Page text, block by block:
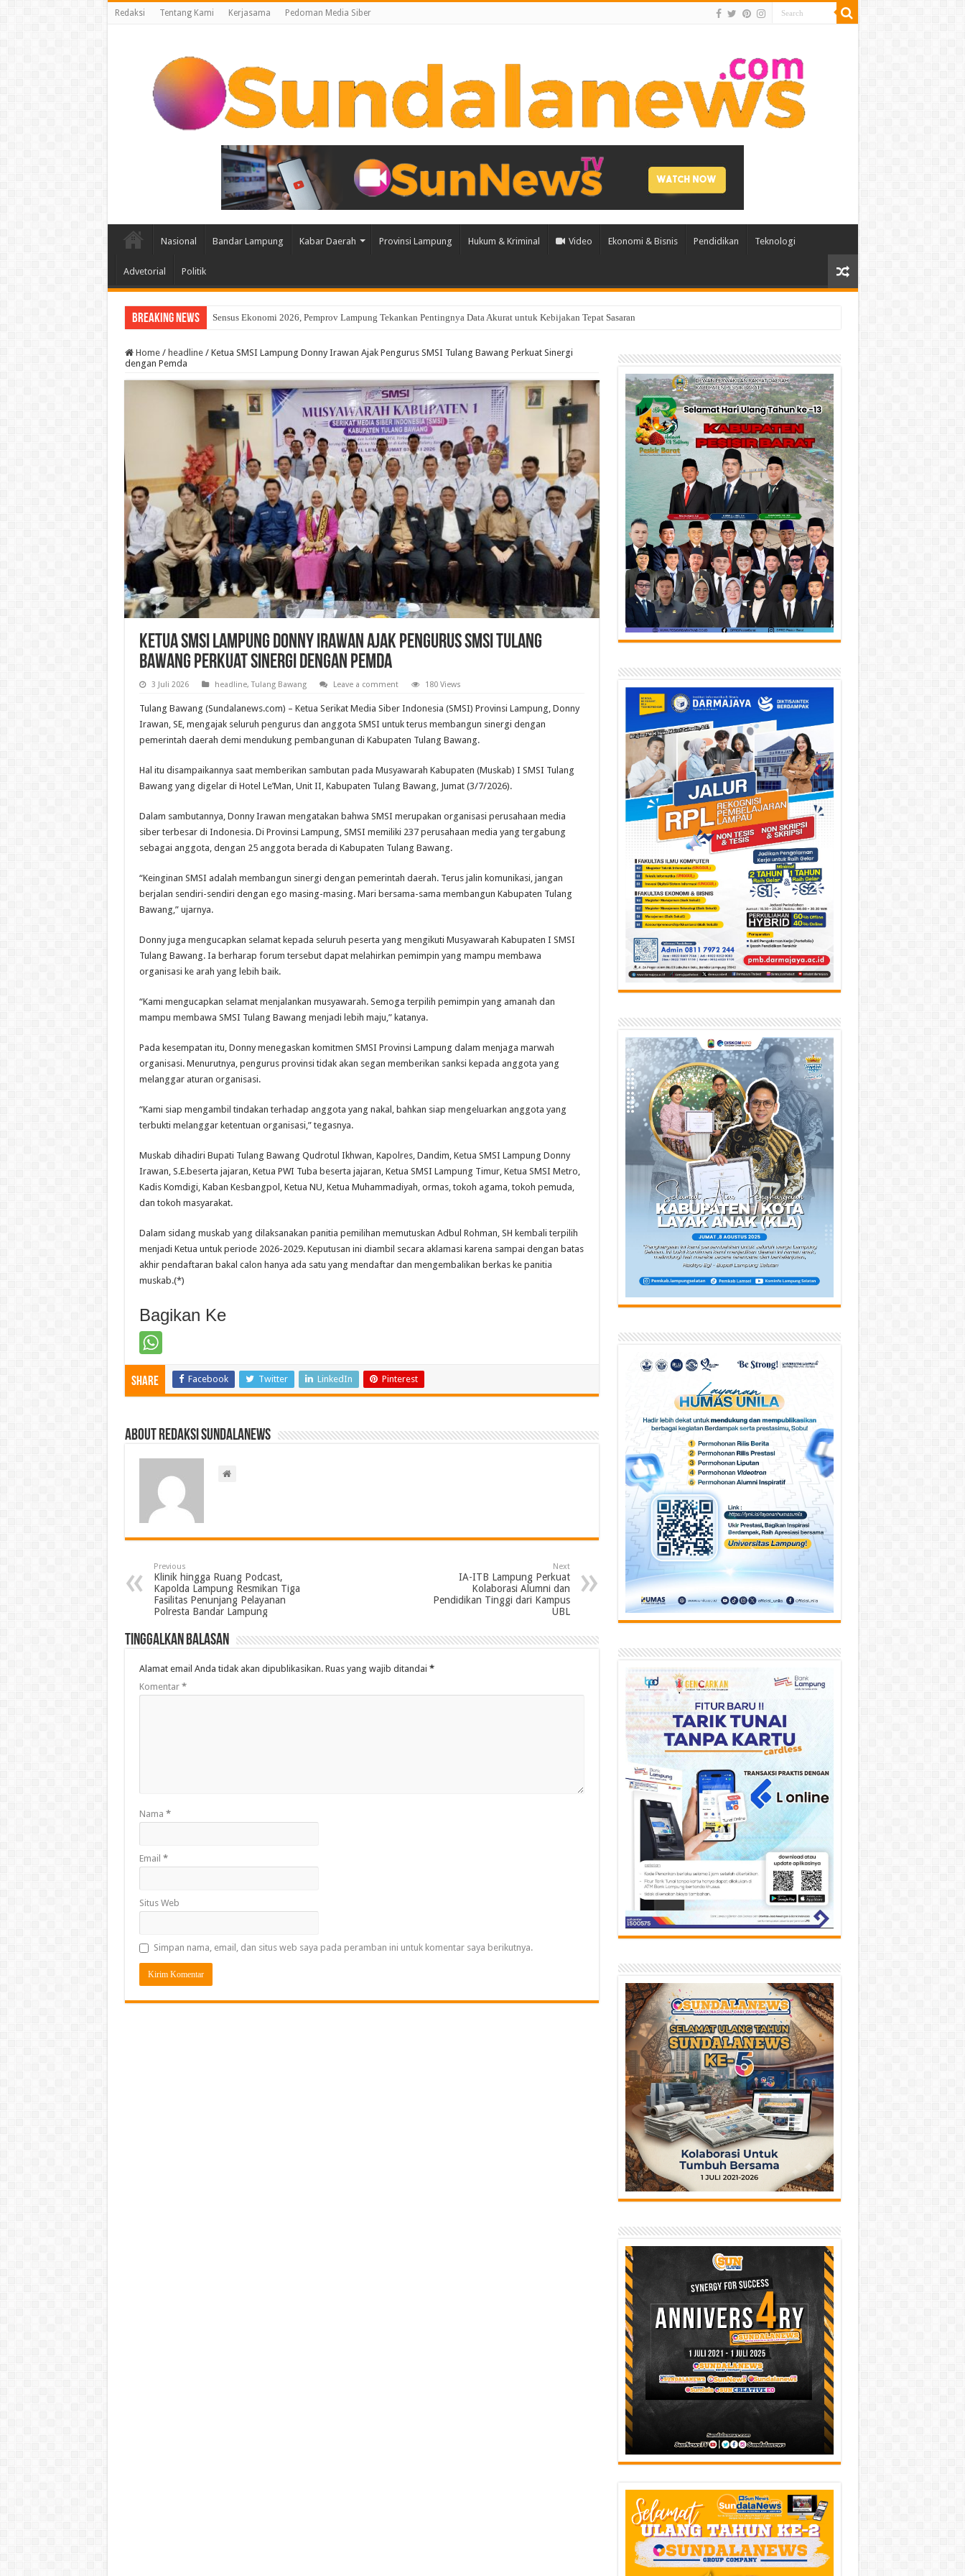
Redaksi Tentang Kami Kerjasama Pedoman Media Siber
Nasional Bandar Lampung Kabar Daerah Provinsi Lampung Hukum & Kriminal Video Ekonomi & Bisnis Pendidikan Teknologi
Advetorial Politik
Breaking News Atasi Kelangkaan Air Bersih, Babinsa Peltu Satya Ranner Anggara Rampungkan Pembangunan Sumur Bor di Tanjung Aman.
Home / headline / Ketua SMSI Lampung Donny Irawan Ajak Pengurus SMSI Tulang Bawang Perkuat Sinergi
dengan Pemda
Ketua SMSI Lampung Donny Irawan Ajak Pengurus SMSI Tulang
Bawang Perkuat Sinergi dengan Pemda
3 Juli 2026 headline,Tulang Bawang Leave a comment 180 Views
Tulang Bawang (Sundalanews.com) – Ketua Serikat Media Siber Indonesia (SMSI) Provinsi Lampung, Donny
Irawan, SE, mengajak seluruh pengurus dan anggota SMSI untuk terus membangun sinergi dengan
pemerintah daerah demi mendukung pembangunan di Kabupaten Tulang Bawang.
Hal itu disampaikannya saat memberikan sambutan pada Musyawarah Kabupaten (Muskab) I SMSI Tulang
Bawang yang digelar di Hotel Le’Man, Unit II, Kabupaten Tulang Bawang, Jumat (3/7/2026).
Dalam sambutannya, Donny Irawan mengatakan bahwa SMSI merupakan organisasi perusahaan media
siber terbesar di Indonesia. Di Provinsi Lampung, SMSI memiliki 237 perusahaan media yang tergabung
sebagai anggota, dengan 25 anggota berada di Kabupaten Tulang Bawang.
“Keinginan SMSI adalah membangun sinergi dengan pemerintah daerah. Terus jalin komunikasi, jangan
berjalan sendiri-sendiri dengan ego masing-masing. Mari bersama-sama membangun Kabupaten Tulang
Bawang,” ujarnya.
Donny juga mengucapkan selamat kepada seluruh peserta yang mengikuti Musyawarah Kabupaten I SMSI
Tulang Bawang. Ia berharap forum tersebut dapat melahirkan pemimpin yang mampu membawa
organisasi ke arah yang lebih baik.
“Kami mengucapkan selamat menjalankan musyawarah. Semoga terpilih pemimpin yang amanah dan
mampu membawa SMSI Tulang Bawang menjadi lebih maju,” katanya.
Pada kesempatan itu, Donny menegaskan komitmen SMSI Provinsi Lampung dalam menjaga marwah
organisasi. Menurutnya, pengurus provinsi tidak akan segan memberikan sanksi kepada anggota yang
melanggar aturan organisasi.
“Kami siap mengambil tindakan terhadap anggota yang nakal, bahkan siap mengeluarkan anggota yang
terbukti melanggar ketentuan organisasi,” tegasnya.
Muskab dihadiri Bupati Tulang Bawang Qudrotul Ikhwan, Kapolres, Dandim, Ketua SMSI Lampung Donny
Irawan, S.E.beserta jajaran, Ketua PWI Tuba beserta jajaran, Ketua SMSI Lampung Timur, Ketua SMSI Metro,
Kadis Komdigi, Kaban Kesbangpol, Ketua NU, Ketua Muhammadiyah, ormas, tokoh agama, tokoh pemuda,
dan tokoh masyarakat.
Dalam sidang muskab yang dilaksanakan panitia pemilihan memutuskan Adbul Rohman, SH kembali terpilih
menjadi Ketua untuk periode 2026-2029. Keputusan ini diambil secara aklamasi karena sampai dengan batas
akhir pendaftaran bakal calon hanya ada satu yang mendaftar dan mengembalikan berkas ke panitia
muskab.(*)
Bagikan Ke
Share Facebook Twitter LinkedIn Pinterest
About Redaksi Sundalanews
Previous
Klinik hingga Ruang Podcast,
Kapolda Lampung Resmikan Tiga
Fasilitas Penunjang Pelayanan
Polresta Bandar Lampung
Next
IA-ITB Lampung Perkuat
Kolaborasi Alumni dan
Pendidikan Tinggi dari Kampus
UBL
Tinggalkan Balasan
Alamat email Anda tidak akan dipublikasikan. Ruas yang wajib ditandai *
Komentar *
Nama *
Email *
Situs Web
Simpan nama, email, dan situs web saya pada peramban ini untuk komentar saya berikutnya.